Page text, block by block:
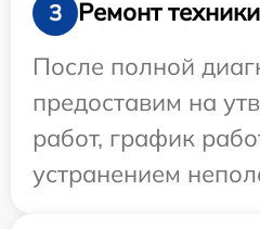
3
Ремонт техники
После полной
предоставим на
работ, график
устранением